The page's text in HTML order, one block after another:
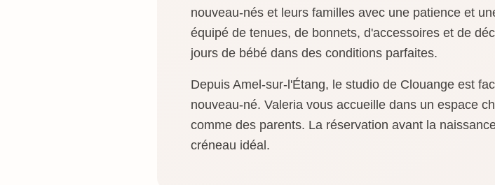
nouveau-nés et leurs familles avec une patience et
équipé de tenues, de bonnets, d'accessoires et de
jours de bébé dans des conditions parfaites.
Depuis Amel-sur-l'Étang, le studio de Clouange est
nouveau-né. Valeria vous accueille dans un espace
comme des parents. La réservation avant la
créneau idéal.